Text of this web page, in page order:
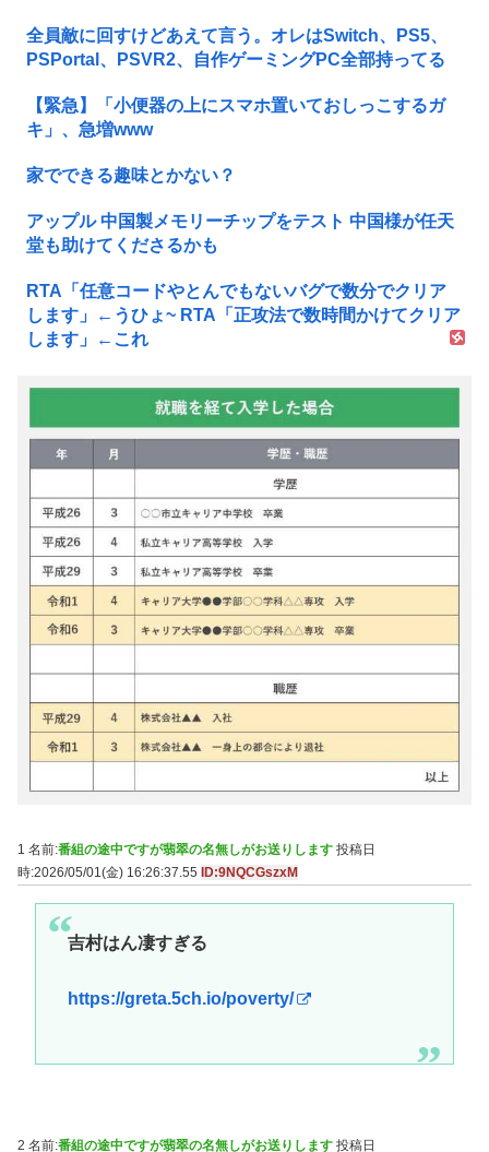
全員敵に回すけどあえて言う。オレはSwitch、PS5、
PSPortal、PSVR2、自作ゲーミングPC全部持ってる
【緊急】「小便器の上にスマホ置いておしっこするガ
キ」、急増www
家でできる趣味とかない？
アップル 中国製メモリーチップをテスト 中国様が任天
堂も助けてくださるかも
RTA「任意コードやとんでもないバグで数分でクリア
します」←うひょ~ RTA「正攻法で数時間かけてクリア
します」←これ
1 名前:番組の途中ですが翡翠の名無しがお送りします 投稿日
時:2026/05/01(金) 16:26:37.55
ID:9NQCGszxM
吉村はん凄すぎる
https://greta.5ch.io/poverty/
2 名前:番組の途中ですが翡翠の名無しがお送りします 投稿日